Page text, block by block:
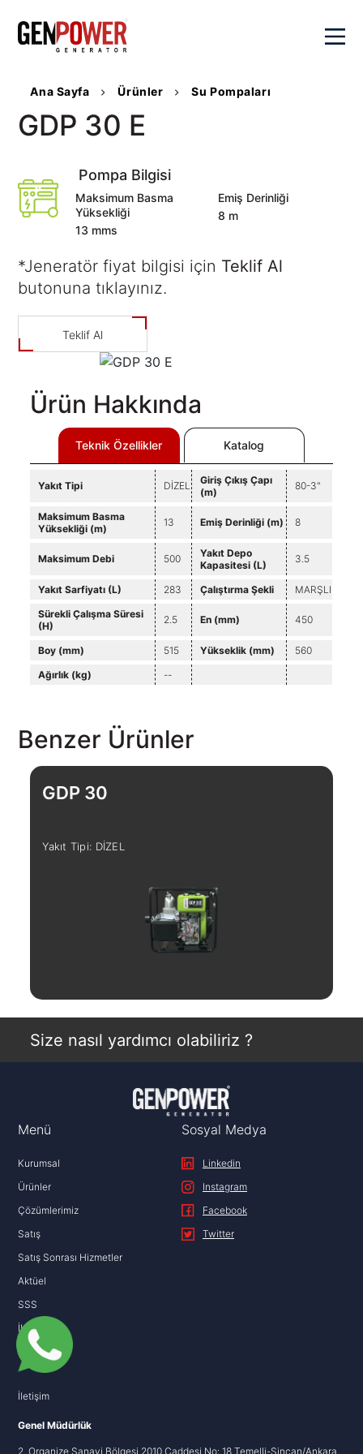
Kurumsal
Genpower
Hakkında
Sayılarla
Genpower
Kalite
Politikamız
Sorumluluk
Kariyer
Belgeleri
Teknik
Dokümanlar
Ürünler
Dizel
Jeneratörler
Jeneratörler
Kaynak
Pompaları
Kule
Jeneratörleri
Alternatörler
Çözümlerimiz
Hibrit
Çözümler
Senkron
Sistemler
Merkezi
Telekom
Çözümleri
Kojenerasyon
Sismik
Jeneratör
Çözümleri
Uzaktan
Kontrol
Bulut
Sistemi
Güç
Hesaplama
Hesaplama
Satış
Aktüel
SSS
İletişim
Satış
Sonrası
Hizmetler
Ana Sayfa Ürünler Su Pompaları
GDP 30 E
Pompa Bilgisi
Maksimum Basma
Yüksekliği
13 mms
Emiş Derinliği
8 m
*Jeneratör fiyat bilgisi için Teklif Al
butonuna tıklayınız.
Teklif Al
Ürün Hakkında
Teknik Özellikler Katalog
Yakıt Tipi DİZEL
Giriş Çıkış Çapı
(m)
80-3"
Maksimum Basma
Yüksekliği (m)
13 Emiş Derinliği (m) 8
Maksimum Debi 500
Yakıt Depo
Kapasitesi (L)
3.5
Yakıt Sarfiyatı (L) 283 Çalıştırma Şekli
MARŞLI
Sürekli Çalışma Süresi
(H)
2.5 En (mm) 450
Boy (mm) 515 Yükseklik (mm)
560
Ağırlık (kg)
--
Benzer Ürünler
GDP 30
Yakıt Tipi: DİZEL
İncele
Size nasıl yardımcı olabiliriz ?
Menü
Kurumsal
Ürünler
Çözümlerimiz
Satış
Satış Sonrası Hizmetler
Aktüel
SSS
İletişim
KVKK
Sosyal Medya
Linkedin
Instagram
Facebook
Twitter
İletişim
Genel Müdürlük
2. Organize Sanayi Bölgesi 2010 Caddesi No: 18 Temelli-Sincan/Ankara,